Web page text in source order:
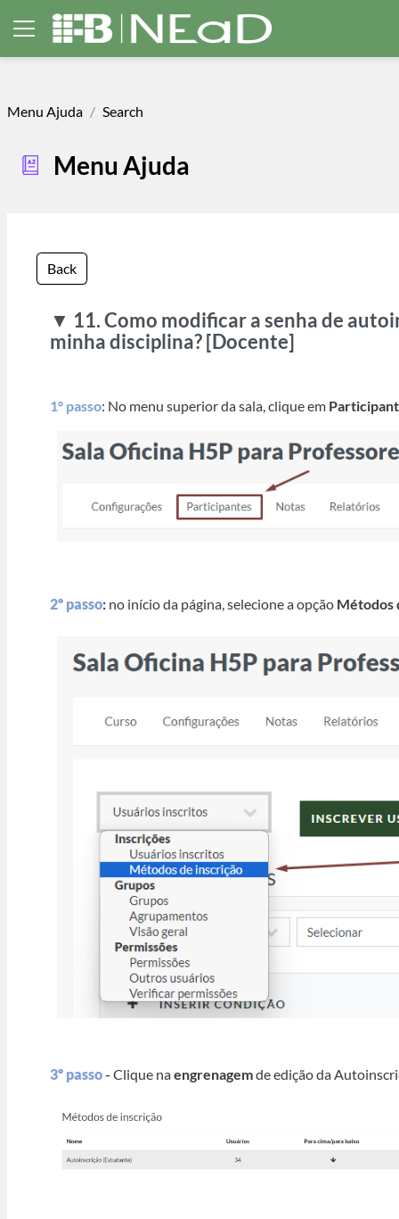
Skip to main content
Side panel
Menu Ajuda Search
Menu Ajuda
Back
▼ 11. Como modificar a senha de
minha disciplina? [Docente]
1º passo: No menu superior da sala, clique em
2º passo:no início da página, selecione a opção Métodos
3º passo- Clique naengrenagemde edição da